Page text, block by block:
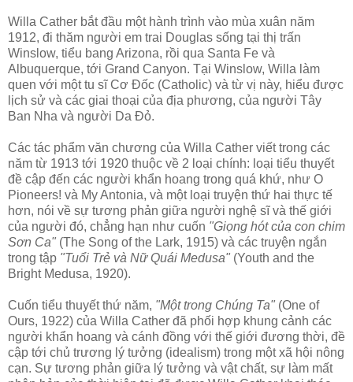
Willa Cather bắt đầu một hành trình vào mùa xuân năm
1912, đi thăm người em trai Douglas sống tại thị trấn
Winslow, tiểu bang Arizona, rồi qua Santa Fe và
Albuquerque, tới Grand Canyon. Tại Winslow, Willa làm
quen với một tu sĩ Cơ Đốc (Catholic) và từ vị này, hiểu được
lịch sử và các giai thoại của địa phương, của người Tây
Ban Nha và người Da Đỏ.
Các tác phẩm văn chương của Willa Cather viết trong các
năm từ 1913 tới 1920 thuộc về 2 loại chính: loại tiểu thuyết
đề cập đến các người khẩn hoang trong quá khứ, như O
Pioneers! và My Antonia, và một loại truyện thứ hai thực tế
hơn, nói về sự tương phản giữa người nghệ sĩ và thế giới
của người đó, chẳng hạn như cuốn "Giọng hót của con chim
Sơn Ca" (The Song of the Lark, 1915) và các truyện ngắn
trong tập "Tuổi Trẻ và Nữ Quái Medusa" (Youth and the
Bright Medusa, 1920).
Cuốn tiểu thuyết thứ năm, "Một trong Chúng Ta" (One of
Ours, 1922) của Willa Cather đã phối hợp khung cảnh các
người khẩn hoang và cánh đồng với thế giới đương thời, đề
cập tới chủ trương lý tưởng (idealism) trong một xã hội nông
cạn. Sự tương phản giữa lý tưởng và vật chất, sự làm mất